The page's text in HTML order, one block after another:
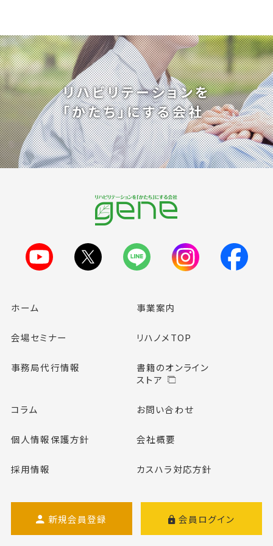
リハビリテーションを
「かたち」にする会社
ホーム 事業案内
会場セミナー リハノメTOP
事務局代行情報
書籍のオンライン
ストア
コラム お問い合わせ
個人情報保護方針 会社概要
採用情報 カスハラ対応方針
新規会員登録 会員ログイン